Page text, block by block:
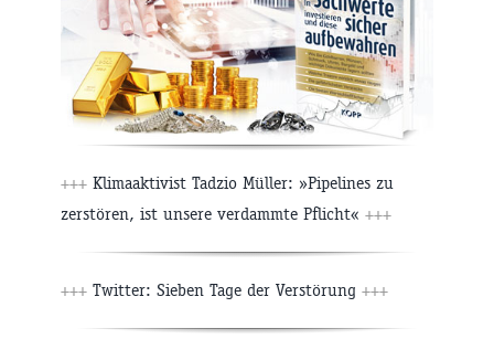
+++ Klimaaktivist Tadzio Müller: »Pipelines zu
zerstören, ist unsere verdammte Pflicht« +++
+++ Twitter: Sieben Tage der Verstörung +++